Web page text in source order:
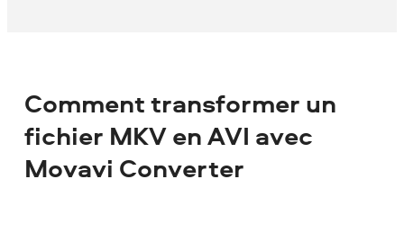
Comment transformer un
fichier MKV en AVI avec
Movavi Converter